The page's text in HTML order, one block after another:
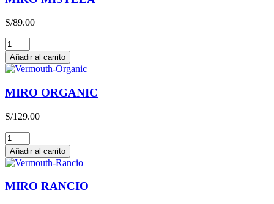
S/89.00
MIRO
MISTELA
cantidad
Añadir al carrito
MIRO ORGANIC
S/129.00
MIRO
ORGANIC
cantidad
Añadir al carrito
MIRO RANCIO